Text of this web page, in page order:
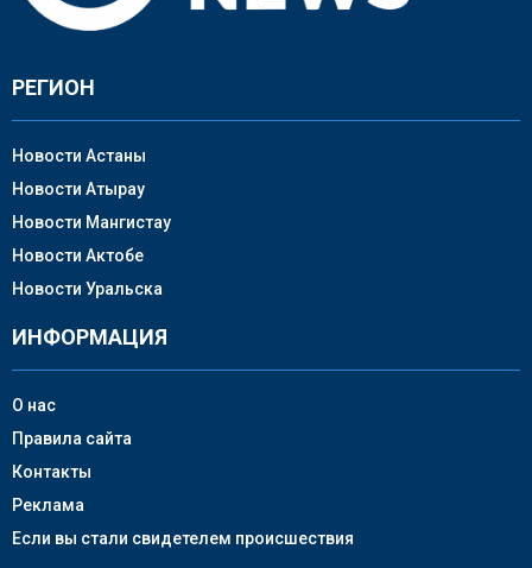
РЕГИОН
Новости Астаны
Новости Атырау
Новости Мангистау
Новости Актобе
Новости Уральска
ИНФОРМАЦИЯ
О нас
Правила сайта
Контакты
Реклама
Если вы стали свидетелем происшествия